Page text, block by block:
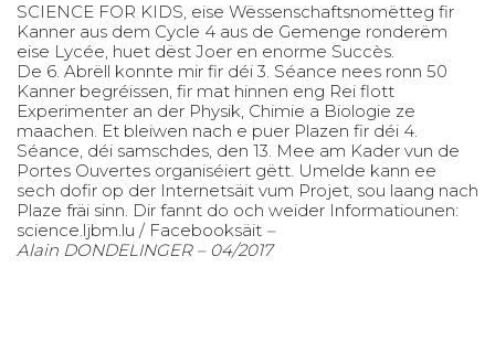
SCIENCE FOR KIDS, eise Wëssenschaftsnomëtteg fir
Kanner aus dem Cycle 4 aus de Gemenge ronderëm
eise Lycée, huet dëst Joer en enorme Succès.
De 6. Abrëll konnte mir fir déi 3. Séance nees ronn 50
Kanner begréissen, fir mat hinnen eng Rei flott
Experimenter an der Physik, Chimie a Biologie ze
maachen. Et bleiwen nach e puer Plazen fir déi 4.
Séance, déi samschdes, den 13. Mee am Kader vun de
Portes Ouvertes organiséiert gëtt. Umelde kann ee
sech dofir op der Internetsäit vum Projet, sou laang nach
Plaze fräi sinn. Dir fannt do och weider Informatiounen:
science.ljbm.lu / Facebooksäit –
Alain DONDELINGER – 04/2017